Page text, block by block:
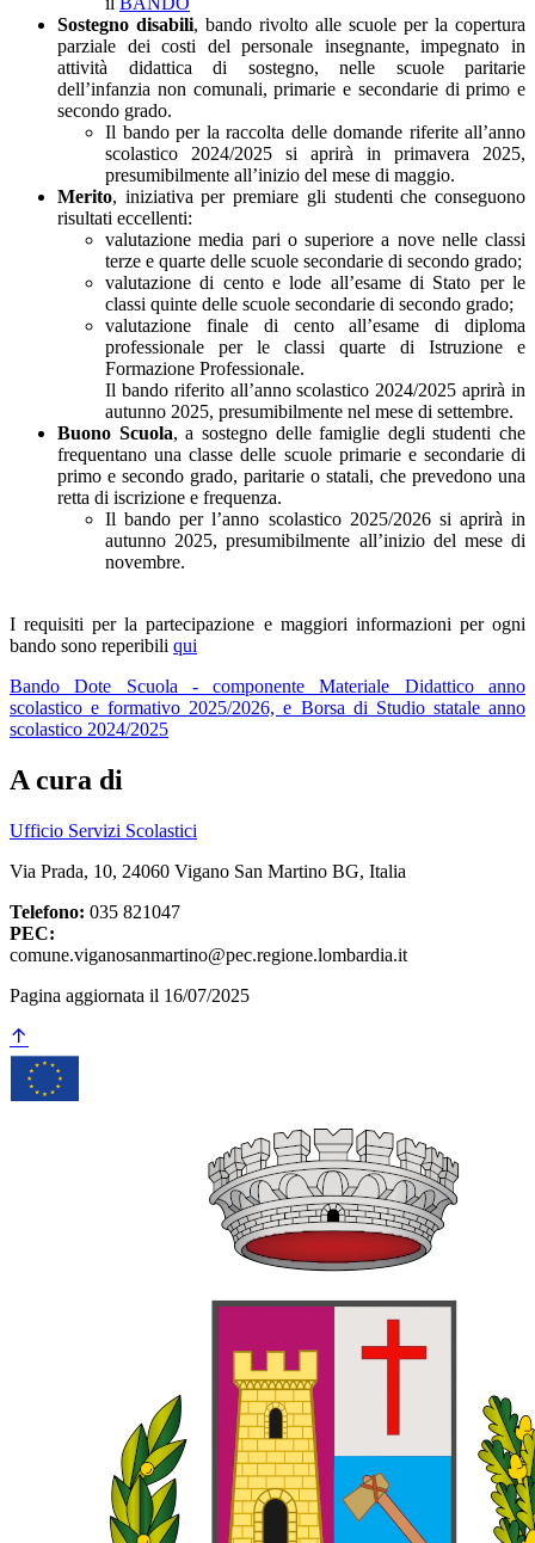
Sostegno disabili, bando rivolto alle scuole per la copertura
parziale dei costi del personale insegnante, impegnato in
attività didattica di sostegno, nelle scuole paritarie
dell’infanzia non comunali, primarie e secondarie di primo e
secondo grado.
Il bando per la raccolta delle domande riferite all’anno
scolastico 2024/2025 si aprirà in primavera 2025,
presumibilmente all’inizio del mese di maggio.
Merito, iniziativa per premiare gli studenti che conseguono
risultati eccellenti:
valutazione media pari o superiore a nove nelle classi
terze e quarte delle scuole secondarie di secondo grado;
valutazione di cento e lode all’esame di Stato per le
classi quinte delle scuole secondarie di secondo grado;
valutazione finale di cento all’esame di diploma
professionale per le classi quarte di Istruzione e
Formazione Professionale.
Il bando riferito all’anno scolastico 2024/2025 aprirà in
autunno 2025, presumibilmente nel mese di settembre.
Buono Scuola, a sostegno delle famiglie degli studenti che
frequentano una classe delle scuole primarie e secondarie di
primo e secondo grado, paritarie o statali, che prevedono una
retta di iscrizione e frequenza.
Il bando per l’anno scolastico 2025/2026 si aprirà in
autunno 2025, presumibilmente all’inizio del mese di
novembre.
I requisiti per la partecipazione e maggiori informazioni per ogni
bando sono reperibili qui
Bando Dote Scuola - componente Materiale Didattico anno
scolastico e formativo 2025/2026, e Borsa di Studio statale anno
scolastico 2024/2025
A cura di
Ufficio Servizi Scolastici
Via Prada, 10, 24060 Vigano San Martino BG, Italia
Telefono: 035 821047
PEC:
comune.viganosanmartino@pec.regione.lombardia.it
Pagina aggiornata il 16/07/2025